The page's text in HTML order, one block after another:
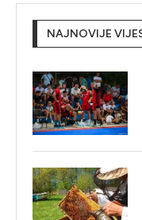
NAJNOVIJE